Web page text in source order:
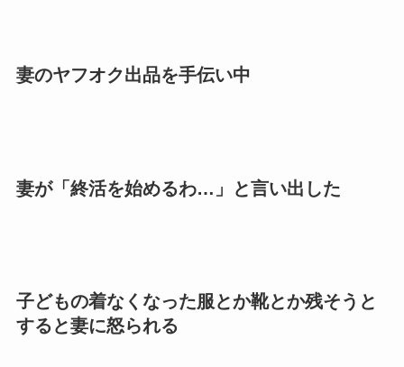
妻のヤフオク出品を手伝い中
妻が「終活を始めるわ…」と言い出した
子どもの着なくなった服とか靴とか残そうと
すると妻に怒られる